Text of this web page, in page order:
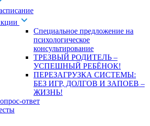
Специальное предложение на
психологическое
консультирование
ТРЕЗВЫЙ РОДИТЕЛЬ –
УСПЕШНЫЙ РЕБЁНОК!
ПЕРЕЗАГРУЗКА СИСТЕМЫ:
БЕЗ ИГР, ДОЛГОВ И ЗАПОЕВ –
ЖИЗНЬ!
ответ